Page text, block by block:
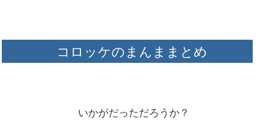
コロッケのまんままとめ
いかがだっただろうか？